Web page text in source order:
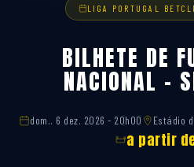
LIGA PORTUGAL
BILHETE DE
NACIONAL –
dom.. 6 dez. 2026 - 20h00 Estádio
a partir